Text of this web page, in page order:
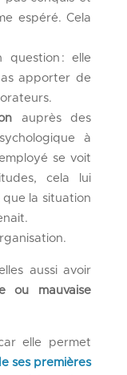
espéré. Cela
: elle
apporter de
auprès des
à
se voit
cela lui
la situation
aussiavoir
ou mauvaise
elle permet
ses premières